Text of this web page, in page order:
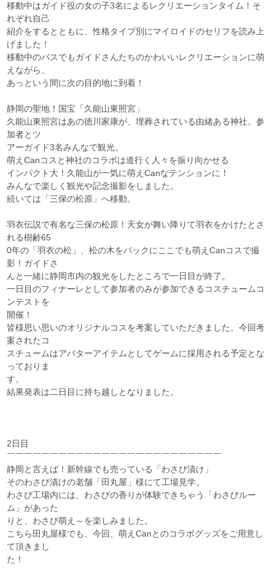
移動中はガイド役の女の子3名によるレクリエーションタイム！そ
れぞれ自己
紹介をするとともに、性格タイプ別にマイロイドのセリフを読み上
げました！
移動中のバスでもガイドさんたちのかわいいレクリエーションに萌
えながら、
あっという間に次の目的地に到着！
静岡の聖地！国宝「久能山東照宮」
久能山東照宮はあの徳川家康が、埋葬されている由緒ある神社。参
加者とツ
アーガイド3名みんなで観光。
萌えCanコスと神社のコラボは道行く人々を振り向かせる
インパクト大！久能山が一気に萌えCanなテンションに！
みんなで楽しく観光や記念撮影をしました。
続いては「三保の松原」へ移動。
羽衣伝説で有名な三保の松原！天女が舞い降りて羽衣をかけたとさ
れる樹齢65
0年の「羽衣の松」、松の木をバックにここでも萌えCanコスで撮
影！ガイドさ
んと一緒に静岡市内の観光をしたところで一日目が終了。
一日目のフィナーレとして参加者のみが参加できるコスチュームコ
ンテストを
開催！
皆様思い思いのオリジナルコスを考案していただきました。今回考
案されたコ
スチュームはアバターアイテムとしてゲームに採用される予定とな
っておりま
す。
結果発表は二日目に持ち越しとなりました。
2日目
￣￣￣￣￣￣￣￣￣￣￣￣￣￣￣￣￣￣￣￣￣￣￣￣￣
静岡と言えば！新幹線でも売っている「わさび漬け」
そのわさび漬けの老舗「田丸屋」様にて工場見学。
わさび工場内には、わさびの香りが体験できちゃう「わさびルー
ム」があった
りと、わさび萌え～を楽しみました。
こちら田丸屋様でも、今回、萌えCanとのコラボグッズをご用意し
て頂きまし
た！